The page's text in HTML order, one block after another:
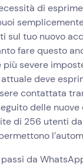
di
sul tuo nuovo
fare questo
più severe
deve
contattata
delle
di 256 utenti
da